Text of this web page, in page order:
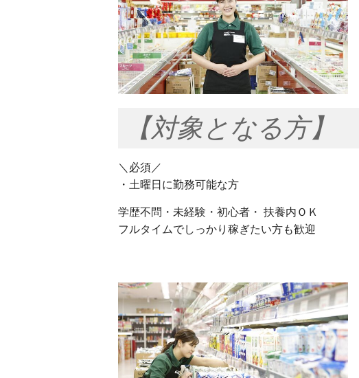
【対象となる方】
＼必須／
・土曜日に勤務可能な方
学歴不問・未経験・初心者・ 扶養内ＯＫ
フルタイムでしっかり稼ぎたい方も歓迎